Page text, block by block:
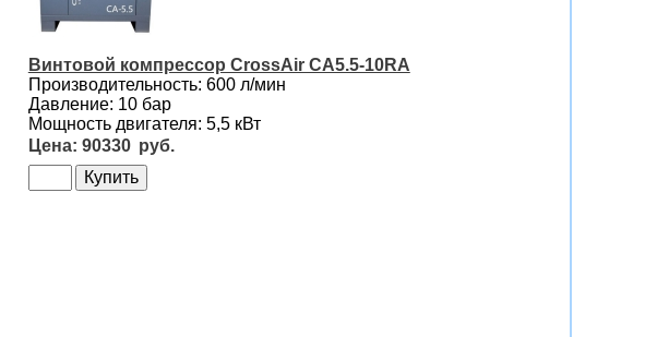
Винтовой компрессор CrossAir CA5.5-10RA
Производительность: 600 л/мин
Давление: 10 бар
Мощность двигателя: 5,5 кВт
90330